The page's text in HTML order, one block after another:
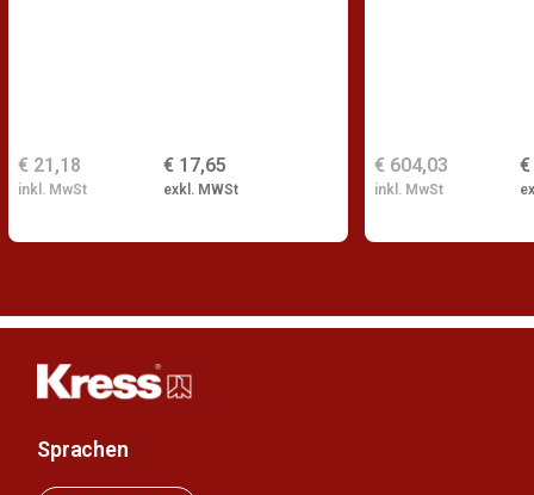
€ 17,65
exkl. MWSt
€ 21,18
inkl. MwSt
€
€ 604,03
inkl. MwSt
Sprachen